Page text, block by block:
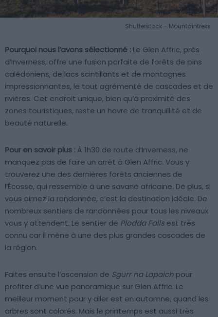
Shutterstock – Mountaintreks
Pourquoi nous l’avons sélectionné : Le Glen Affric, près
d’Inverness, offre une fusion parfaite de forêts de pins
calédoniens, de lacs scintillants et de montagnes
impressionnantes, le tout agrémenté de cascades et de
rivières. Cet endroit unique, bien qu’à proximité des
zones touristiques, reste un havre de tranquillité et de
beauté naturelle.
Pour en savoir plus :À 1h30 de route d’Inverness, ne
manquez pas de faire un arrêt à Glen Affric. Vous y
trouverez une des dernières forêts anciennes de
l’Écosse, qui ressemble à une savane africaine. De plus, si
vous aimez la randonnée, c’est la destination idéale. De
nombreux sentiers de randonnées pour tous les niveaux
vous y attendent. Le sentier de Plodda Falls est très
connu car il mène à une des plus grandes cascades de
la région.
Faites ensuite l’ascension de Sgurr na Lapaich pour
profiter d’une vue panoramique sur Glen Affric. Le
meilleur moment pour y aller est en automne, quand les
arbres sont colorés. Mais le printemps est aussi très